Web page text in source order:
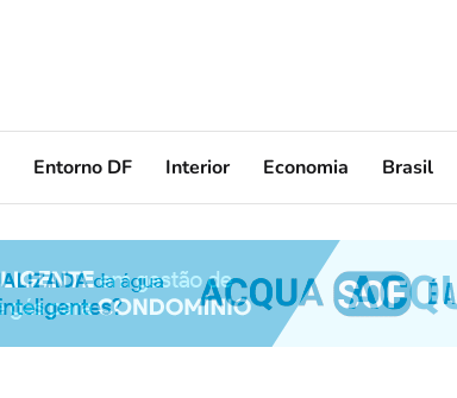
Entorno DF Interior Economia Brasil